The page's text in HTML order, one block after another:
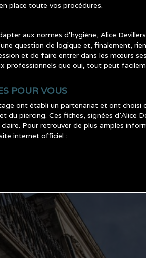
place toute vos procédures.
aux normes d’hygiène, Alice Devillers
question de logique et, finalement,
et de faire entrer dans les mœurs ses
professionnels que oui, tout peut
POUR VOUS
ont établi un partenariat et ont choisi
piercing. Ces fiches, signées d’Alice
Pour retrouver de plus amples
internet officiel :